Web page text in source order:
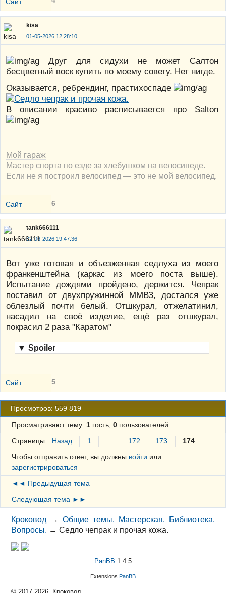
kisa
01-05-2026 12:28:10
Друг для сидухи не может Салтон
бесцветный воск купить по моему совету. Нет нигде.
Оказывается, ребрендинг, прастихоспаде
В описании красиво расписывается про Salton
Мой гараж
Мастер спорта по езде за хлебушком на велосипеде.
Если не я построил велосипед — это не мой велосипед.
Сайт 6
tank666111
02-06-2026 19:47:36
Вот уже готовая и объезженная седлуха из моего
франкенштейна (каркас из моего поста выше).
Испытание дождями пройдено, держится. Чепрак
поставил от двухпружинной ММВЗ, достался уже
облезлый почти белый. Отшкурал, отжелатинил,
насадил на своё изделие, ещё раз отшкурал,
покрасил 2 раза "Каратом"
▼ Spoiler
Сайт 5
Просмотров: 559 819
Просматривают тему: 1гость, 0пользователей
Страницы Назад 1 172 173
174
Чтобы отправить ответ, вы должны войти или
зарегистрироваться
◄◄ Предыдущая тема
Следующая тема ►►
Кроковод →Общие темы. Мастерская. Библиотека.
Вопросы. →Седло чепрак и прочая кожа.
PanBB 1.4.5
Extensions PanBB